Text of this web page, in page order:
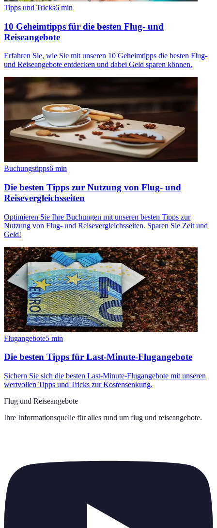
Tipps und Tricks6 min
10 Geheimtipps für die besten Flug- und
Reiseangebote
Erfahren Sie, wie Sie mit unseren 10 Geheimtipps die besten Flug-
und Reiseangebote entdecken und dabei Geld sparen können.
Buchungstipps6 min
Die besten Tipps zur Nutzung von Flug- und
Reisevergleichsseiten
Optimieren Sie Ihre Buchungen mit unseren besten Tipps zur
Nutzung von Flug- und Reisevergleichsseiten. Sparen Sie Zeit und
Geld!
Flugangebote5 min
Die besten Tipps für Last-Minute-Flugangebote
Sichern Sie sich die besten Last-Minute-Flugangebote mit unseren
wertvollen Tipps und Tricks zur Kostensenkung.
Flug und Reiseangebote
Ihre Informationsquelle für alles rund um flug und reiseangebote.